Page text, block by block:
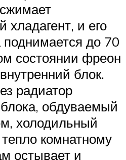
хладагент, и его
поднимается до 70
состоянии фреон
блок.
радиатор
обдуваемый
холодильный
тепло комнатному
остывает и